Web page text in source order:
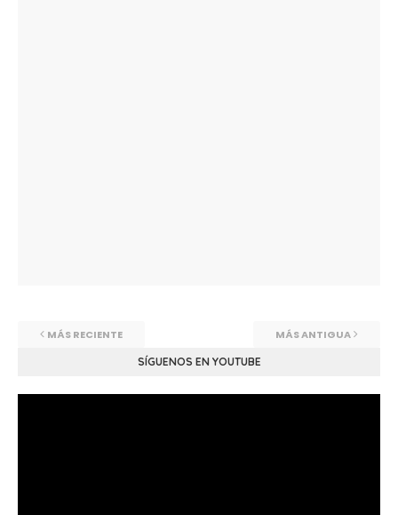
MÁS RECIENTE MÁS ANTIGUA
SÍGUENOS EN YOUTUBE